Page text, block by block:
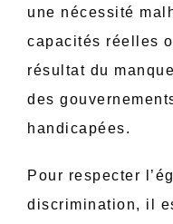
une nécessité
capacités réelles
résultat du
des
handicapées.
Pour respecter
discrimination, il